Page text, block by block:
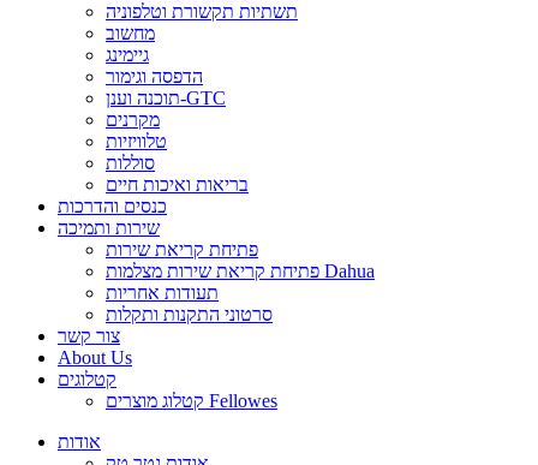
תשתיות תקשורת וטלפוניה
מחשוב
גיימינג
הדפסה וגימור
תוכנה וענן-GTC
מקרנים
טלוויזיות
סוללות
בריאות ואיכות חיים
כנסים והדרכות
שירות ותמיכה
פתיחת קריאת שירות
פתיחת קריאת שירות מצלמות Dahua
תעודות אחריות
סרטוני התקנות ותקלות
צור קשר
About Us
קטלוגים
קטלוג מוצרים Fellowes
אודות